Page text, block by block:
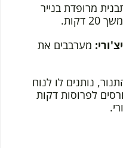
מרופדת בנייר
מערבבים את
נותנים לו לנוח
לפרוסות דקות